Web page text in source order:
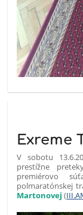
Exreme
V sobotu
prestížne
premiérovo
polmaratónskej
Martonovej (